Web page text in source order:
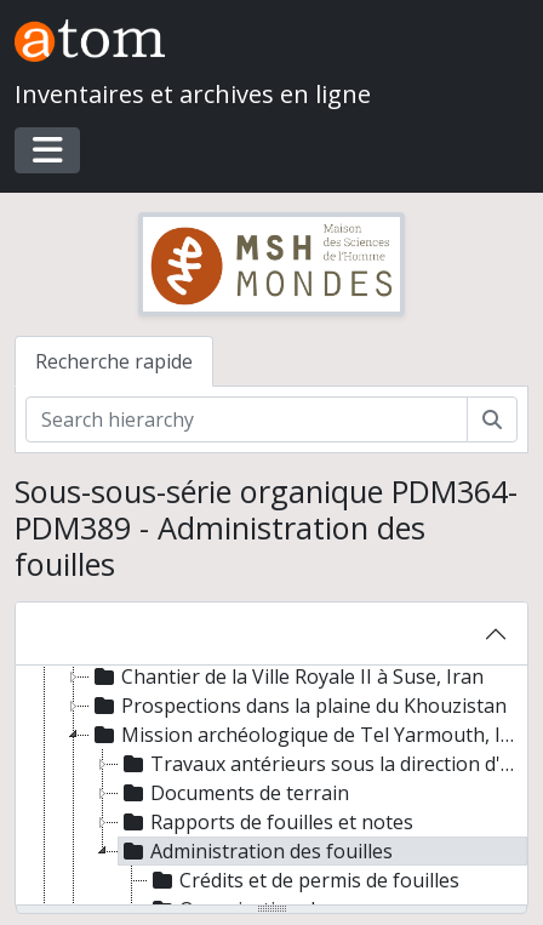
Skip to main content
Inventaires et archives en ligne
Toggle navigation
Recherche rapide
Sous-sous-série organique PDM364-
PDM389 - Administration des
fouilles
Direction de chantiers de fouilles et de prospections
Chantier de la Ville Royale II à Suse, Iran
Prospections dans la plaine du Khouzistan
Mission archéologique de Tel Yarmouth, Israël
Travaux antérieurs sous la direction d'Amnon Ben-Tor
Documents de terrain
Rapports de fouilles et notes
Administration des fouilles
Crédits et de permis de fouilles
Organisation des campagnes